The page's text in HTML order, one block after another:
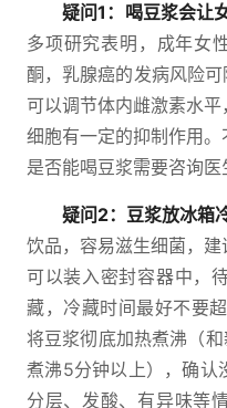
疑问1：喝豆浆会让
多项研究表明，成年女
酮，乳腺癌的发病风险
可以调节体内雌激素水
细胞有一定的抑制作用。
是否能喝豆浆需要咨询医
疑问2：豆浆放冰箱
饮品，容易滋生细菌，建
可以装入密封容器中，
藏，冷藏时间最好不要
将豆浆彻底加热煮沸（和
煮沸5分钟以上），确认
分层、发酸、有异味等